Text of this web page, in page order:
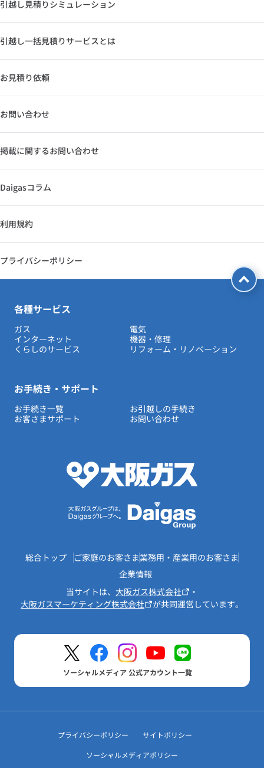
引越し見積りシミュレーション
引越し一括見積りサービスとは
お見積り依頼
お問い合わせ
掲載に関するお問い合わせ
Daigasコラム
利用規約
プライバシーポリシー
各種サービス
ガス
電気
インターネット
機器・修理
くらしのサービス
リフォーム・リノベーション
お手続き・サポート
お手続き一覧
お引越しの手続き
お客さまサポート
お問い合わせ
総合トップ ご家庭のお客さま業務用・産業用のお客さま
企業情報
当サイトは、 大阪ガス株式会社
・
大阪ガスマーケティング株式会社
が共同運営しています。
ソーシャルメディア 公式アカウント一覧
プライバシーポリシー
サイトポリシー
ソーシャルメディアポリシー